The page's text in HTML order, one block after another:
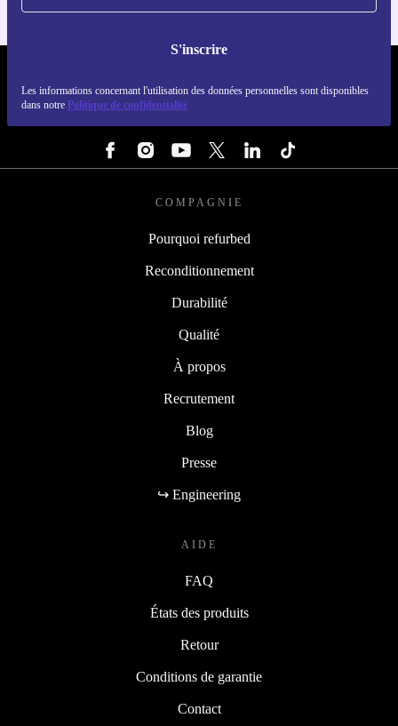
S'inscrire
Les informations concernant l'utilisation des données personnelles sont disponibles
dans notre Politique de confidentialité
COMPAGNIE
Pourquoi refurbed
Reconditionnement
Durabilité
Qualité
À propos
Recrutement
Blog
Presse
↪ Engineering
AIDE
FAQ
États des produits
Retour
Conditions de garantie
Contact